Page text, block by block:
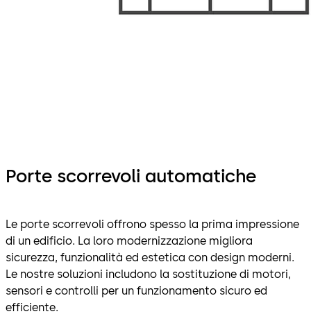
Porte scorrevoli automatiche
Le porte scorrevoli offrono spesso la prima impressione
di un edificio. La loro modernizzazione migliora
sicurezza, funzionalità ed estetica con design moderni.
Le nostre soluzioni includono la sostituzione di motori,
sensori e controlli per un funzionamento sicuro ed
efficiente.